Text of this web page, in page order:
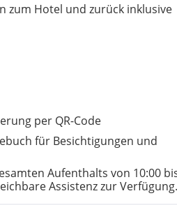
zum Hotel und zurück inklusive
per QR-Code
für Besichtigungen und
Aufenthalts von 10:00
Assistenz zur Verfügung.